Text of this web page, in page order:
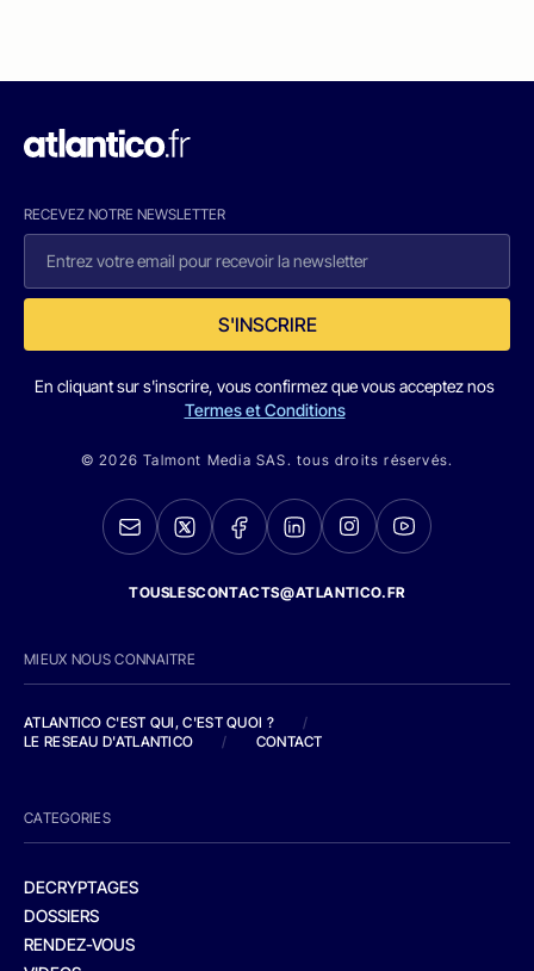
RECEVEZ NOTRE NEWSLETTER
S'INSCRIRE
En cliquant sur s'inscrire, vous confirmez que vous acceptez nos
Termes et Conditions
© 2026 Talmont Media SAS. tous droits réservés.
TOUSLESCONTACTS@ATLANTICO.FR
MIEUX NOUS CONNAITRE
ATLANTICO C'EST QUI, C'EST QUOI ?
/
LE RESEAU D'ATLANTICO
/ CONTACT
CATEGORIES
DECRYPTAGES
DOSSIERS
RENDEZ-VOUS